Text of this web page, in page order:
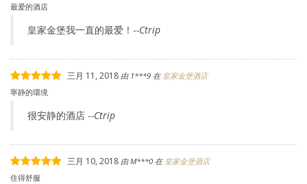
最爱的酒店
皇家金堡我一直的最爱！--Ctrip
三月 11, 2018 由 1***9 在 皇家金堡酒店
寧静的環境
很安静的酒店 --Ctrip
三月 10, 2018 由M***0 在 皇家金堡酒店
住得舒服